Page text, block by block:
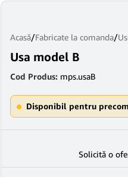
Acasă/Fabricate la comanda/
Usa model B
Cod Produs: mps.usaB
Disponibil pentru
Solicită o